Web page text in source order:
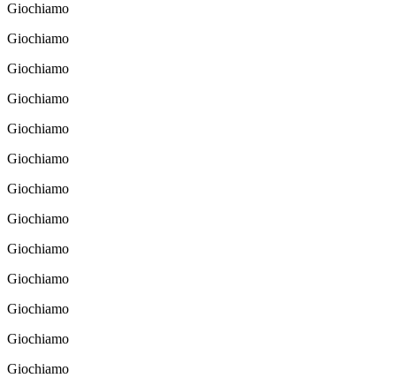
Giochiamo
Giochiamo
Giochiamo
Giochiamo
Giochiamo
Giochiamo
Giochiamo
Giochiamo
Giochiamo
Giochiamo
Giochiamo
Giochiamo
Giochiamo